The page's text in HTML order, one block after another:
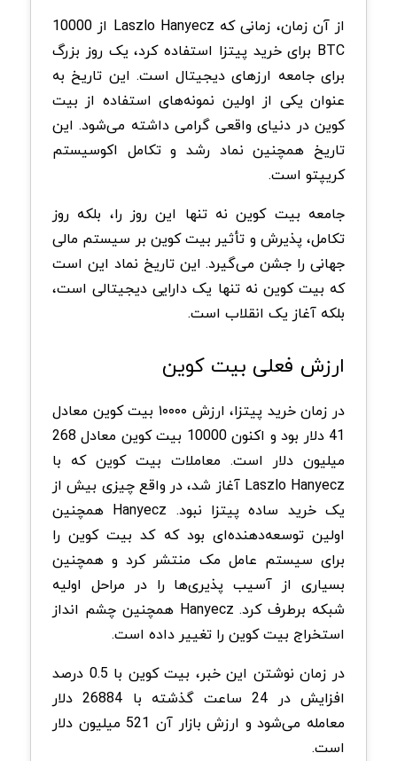
از آن زمان، زمانی که Laszlo Hanyecz از 10000
BTC برای خرید پیتزا استفاده کرد، یک روز بزرگ
برای جامعه ارزهای دیجیتال است. این تاریخ به
عنوان یکی از اولین نمونه‌های استفاده از بیت
کوین در دنیای واقعی گرامی داشته می‌شود. این
تاریخ همچنین نماد رشد و تکامل اکوسیستم
کریپتو است.
جامعه بیت کوین نه تنها این روز را، بلکه روز
تکامل، پذیرش و تأثیر بیت کوین بر سیستم مالی
جهانی را جشن می‌گیرد. این تاریخ نماد این است
که بیت کوین نه تنها یک دارایی دیجیتالی است،
بلکه آغاز یک انقلاب است.
ارزش فعلی بیت کوین
در زمان خرید پیتزا، ارزش ۱۰۰۰۰ بیت کوین معادل
41 دلار بود و اکنون 10000 بیت کوین معادل 268
میلیون دلار است. معاملات بیت کوین که با
Laszlo Hanyecz آغاز شد، در واقع چیزی بیش از
یک خرید ساده پیتزا نبود. Hanyecz همچنین
اولین توسعه‌دهنده‌ای بود که کد بیت کوین را
برای سیستم عامل مک منتشر کرد و همچنین
بسیاری از آسیب پذیری‌ها را در مراحل اولیه
شبکه برطرف کرد. Hanyecz همچنین چشم انداز
استخراج بیت کوین را تغییر داده است.
در زمان نوشتن این خبر، بیت کوین با 0.5 درصد
افزایش در 24 ساعت گذشته با 26884 دلار
معامله می‌شود و ارزش بازار آن 521 میلیون دلار
است.